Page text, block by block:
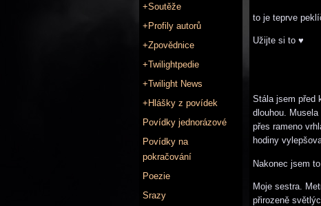
+Soutěže
+Profily autorů
+Zpovědnice
+Twilightpedie
+Twilight News
+Hlášky z povídek
Povídky jednorázové
Povídky na
pokračování
Poezie
Srazy
to je teprve
Užijte si to ♥
Stála jsem před
dlouhou.
přes rameno
hodiny
Nakonec jsem
Moje sestra.
přirozeně